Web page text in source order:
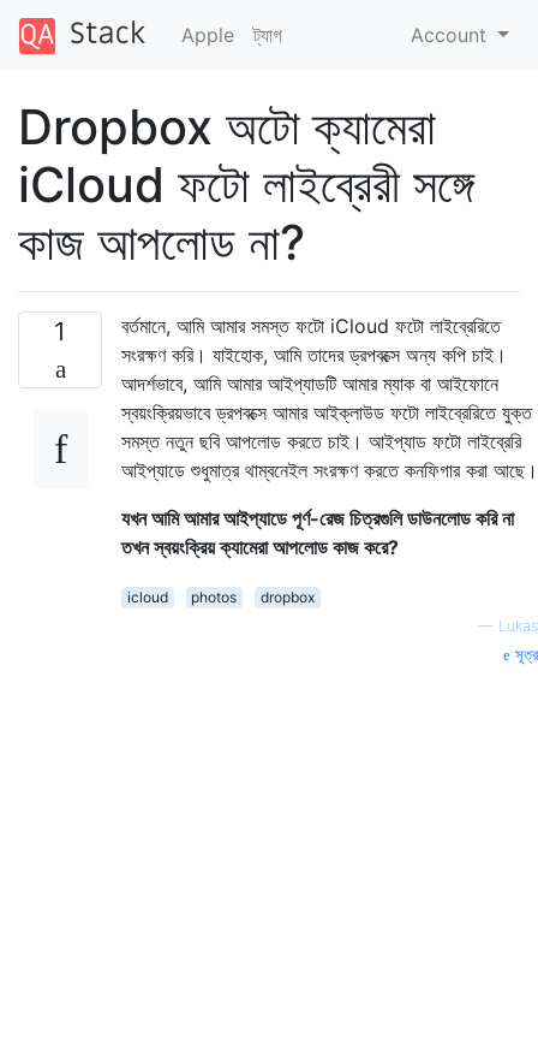
Apple ট্যাগ Account
Dropbox অটো ক্যামেরা
iCloud ফটো লাইব্রেরী সঙ্গে
কাজ আপলোড না?
1
বর্তমানে, আমি আমার সমস্ত ফটো iCloud ফটো লাইব্রেরিতে
সংরক্ষণ করি। যাইহোক, আমি তাদের ড্রপবক্সে অন্য কপি চাই।
আদর্শভাবে, আমি আমার আইপ্যাডটি আমার ম্যাক বা আইফোনে
স্বয়ংক্রিয়ভাবে ড্রপবক্সে আমার আইক্লাউড ফটো লাইব্রেরিতে যুক্ত
সমস্ত নতুন ছবি আপলোড করতে চাই। আইপ্যাড ফটো লাইব্রেরি
আইপ্যাডে শুধুমাত্র থাম্বনেইল সংরক্ষণ করতে কনফিগার করা আছে।
যখন আমি আমার আইপ্যাডে পূর্ণ-রেজ চিত্রগুলি ডাউনলোড করি না
তখন স্বয়ংক্রিয় ক্যামেরা আপলোড কাজ করে?
icloud photos
dropbox
— Lukas
সূত্র